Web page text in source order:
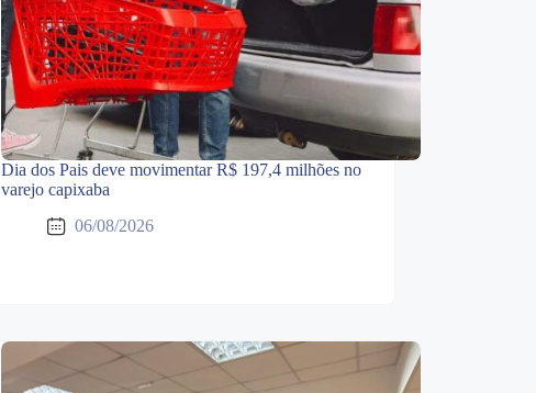
Dia dos Pais deve movimentar R$ 197,4 milhões no
varejo capixaba
06/08/2026